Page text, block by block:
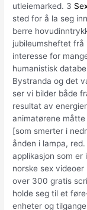
utleiemarked. 3
sted for å la seg
berre
jubileumsheftet
interesse for
humanistisk
Bystranda og det
ser vi bilder både
resultat av
animatørene måtte
[som smerter i
ånden i lampa,
applikasjon som er
norske sex
over 300 gratis
holde seg til et
enheter og